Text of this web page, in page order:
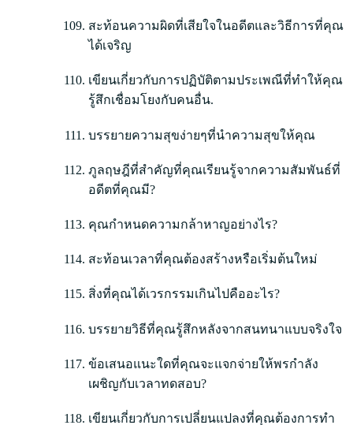
สะท้อนความผิดที่เสียใจในอดีตและวิธีการที่คุณ
ได้เจริญ
เขียนเกี่ยวกับการปฏิบัติตามประเพณีที่ทำให้คุณ
รู้สึกเชื่อมโยงกับคนอื่น.
บรรยายความสุขง่ายๆที่นำความสุขให้คุณ
ภูลฤษฎีที่สำคัญที่คุณเรียนรู้จากความสัมพันธ์ที่
อดีตที่คุณมี?
คุณกำหนดความกล้าหาญอย่างไร?
สะท้อนเวลาที่คุณต้องสร้างหรือเริ่มต้นใหม่
สิ่งที่คุณได้เวรกรรมเกินไปคืออะไร?
บรรยายวิธีที่คุณรู้สึกหลังจากสนทนาแบบจริงใจ
ข้อเสนอแนะใดที่คุณจะแจกจ่ายให้พรกำลัง
เผชิญกับเวลาทดสอบ?
เขียนเกี่ยวกับการเปลี่ยนแปลงที่คุณต้องการทำ